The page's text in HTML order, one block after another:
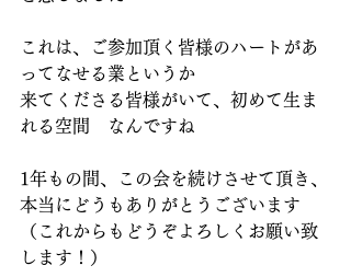
これは、ご参加頂く皆様のハートがあ
ってなせる業というか
来てくださる皆様がいて、初めて生ま
れる空間　なんですね
1年もの間、この会を続けさせて頂き、
本当にどうもありがとうございます
（これからもどうぞよろしくお願い致
します！）